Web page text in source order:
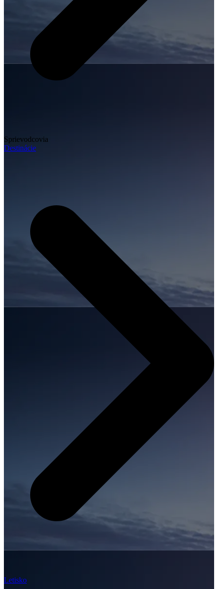
Sprievodcovia
Destinácie
Letisko